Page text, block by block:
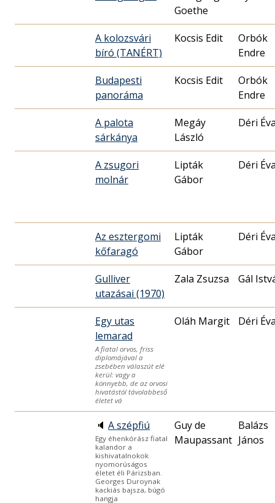
Goethe
A kolozsvári
bíró (TANÉRT)
Kocsis Edit
Orbók
Endre
Budapesti
panoráma
Kocsis Edit
Orbók
Endre
A palota
sárkánya
Megáy
László
Déri
A zsugori
molnár
Lipták
Gábor
Déri
Az esztergomi
kőfaragó
Lipták
Gábor
Déri
Gulliver
utazásai (1970)
Zala Zsuzsa Gál
Egy utas
lemarad
A fiatal orvos, friss
diplomájával a
zsebében válaszút elé
kerül: vagy a
könnyebb, de az orvosi
hivatástól távolabbeső
életet vá
Oláh Margit Déri
🔈 A szépfiú
Egy éhenkórász fiatal
kalandor a
kishivatalnokok
nyomorúságos
életet éli Párizsban.
Georges Duroynak
kackiás bajsza, búgó
hangja
Guy de
Maupassant
Balázs
János